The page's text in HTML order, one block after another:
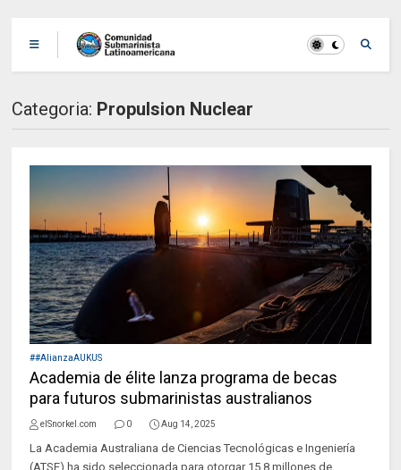
Categoria: Propulsion Nuclear
##AlianzaAUKUS
Academia de élite lanza programa de becas
para futuros submarinistas australianos
elSnorkel.com 0 Aug 14, 2025
La Academia Australiana de Ciencias Tecnológicas e Ingeniería
(ATSE) ha sido seleccionada para otorgar 15,8 millones de